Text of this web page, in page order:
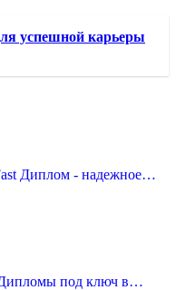
успешной карьеры
Диплом - надежное…
Дипломы под ключ в…